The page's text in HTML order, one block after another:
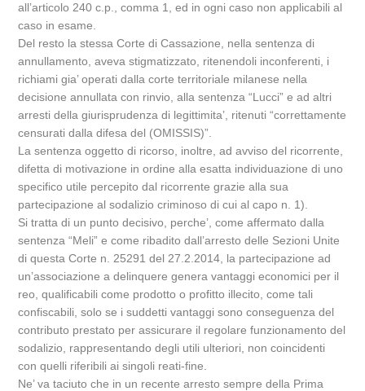
all’articolo 240 c.p., comma 1, ed in ogni caso non applicabili al
caso in esame.
Del resto la stessa Corte di Cassazione, nella sentenza di
annullamento, aveva stigmatizzato, ritenendoli inconferenti, i
richiami gia’ operati dalla corte territoriale milanese nella
decisione annullata con rinvio, alla sentenza “Lucci” e ad altri
arresti della giurisprudenza di legittimita’, ritenuti “correttamente
censurati dalla difesa del (OMISSIS)”.
La sentenza oggetto di ricorso, inoltre, ad avviso del ricorrente,
difetta di motivazione in ordine alla esatta individuazione di uno
specifico utile percepito dal ricorrente grazie alla sua
partecipazione al sodalizio criminoso di cui al capo n. 1).
Si tratta di un punto decisivo, perche’, come affermato dalla
sentenza “Meli” e come ribadito dall’arresto delle Sezioni Unite
di questa Corte n. 25291 del 27.2.2014, la partecipazione ad
un’associazione a delinquere genera vantaggi economici per il
reo, qualificabili come prodotto o profitto illecito, come tali
confiscabili, solo se i suddetti vantaggi sono conseguenza del
contributo prestato per assicurare il regolare funzionamento del
sodalizio, rappresentando degli utili ulteriori, non coincidenti
con quelli riferibili ai singoli reati-fine.
Ne’ va taciuto che in un recente arresto sempre della Prima